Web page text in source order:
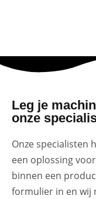
Leg je
onze
Onze specialisten
een oplossing
binnen een
formulier in en wij